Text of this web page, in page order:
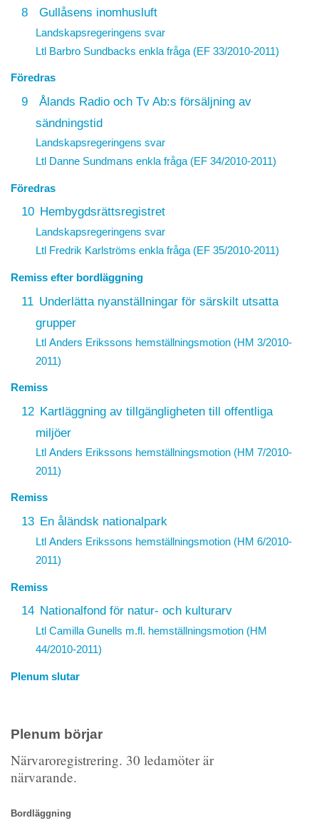
8 Gullåsens inomhusluft
Landskapsregeringens svar
Ltl Barbro Sundbacks enkla fråga (EF 33/2010-2011)
Föredras
9
Ålands Radio och Tv Ab:s försäljning av
sändningstid
Landskapsregeringens svar
Ltl Danne Sundmans enkla fråga (EF 34/2010-2011)
Föredras
10 Hembygdsrättsregistret
Landskapsregeringens svar
Ltl Fredrik Karlströms enkla fråga (EF 35/2010-2011)
Remiss efter bordläggning
11 Underlätta nyanställningar för särskilt utsatta
grupper
Ltl Anders Erikssons hemställningsmotion (HM 3/2010-
2011)
Remiss
12 Kartläggning av tillgängligheten till offentliga
miljöer
Ltl Anders Erikssons hemställningsmotion (HM 7/2010-
2011)
Remiss
13 En åländsk nationalpark
Ltl Anders Erikssons hemställningsmotion (HM 6/2010-
2011)
Remiss
14 Nationalfond för natur- och kulturarv
Ltl Camilla Gunells m.fl. hemställningsmotion (HM
44/2010-2011)
Plenum slutar
Plenum börjar
Närvaroregistrering. 30 ledamöter är
närvarande.
Bordläggning